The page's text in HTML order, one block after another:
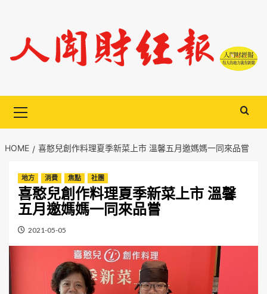
content
Menu
HOME 喜憨兒創作料理夏季新菜上市 溫馨五月邀媽媽一同來品嘗
地方 消費 焦點 社團
喜憨兒創作料理夏季新菜上市 溫馨
五月邀媽媽一同來品嘗
2021-05-05